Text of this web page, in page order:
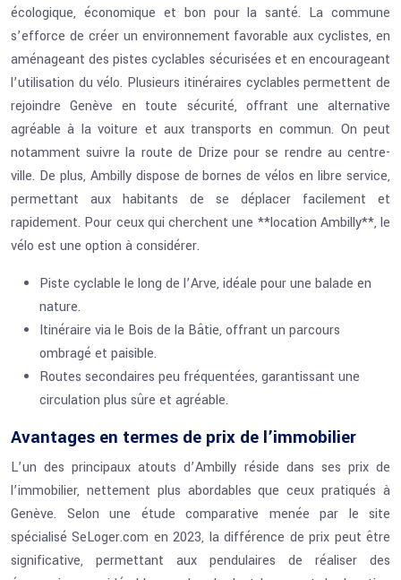
écologique, économique et bon pour la santé. La commune
s’efforce de créer un environnement favorable aux cyclistes, en
aménageant des pistes cyclables sécurisées et en encourageant
l’utilisation du vélo. Plusieurs itinéraires cyclables permettent de
rejoindre Genève en toute sécurité, offrant une alternative
agréable à la voiture et aux transports en commun. On peut
notamment suivre la route de Drize pour se rendre au centre-
ville. De plus, Ambilly dispose de bornes de vélos en libre service,
permettant aux habitants de se déplacer facilement et
rapidement. Pour ceux qui cherchent une **location Ambilly**, le
vélo est une option à considérer.
Piste cyclable le long de l’Arve, idéale pour une balade en
nature.
Itinéraire via le Bois de la Bâtie, offrant un parcours
ombragé et paisible.
Routes secondaires peu fréquentées, garantissant une
circulation plus sûre et agréable.
Avantages en termes de prix de l’immobilier
L’un des principaux atouts d’Ambilly réside dans ses prix de
l’immobilier, nettement plus abordables que ceux pratiqués à
Genève. Selon une étude comparative menée par le site
spécialisé SeLoger.com en 2023, la différence de prix peut être
significative, permettant aux pendulaires de réaliser des